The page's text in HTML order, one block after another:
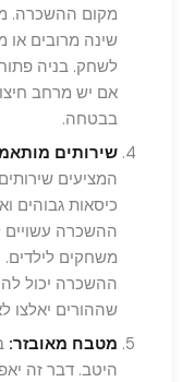
מקום ההשכרה.
שינה מרובים או
לשחק. בניה
אם יש מרחב
בבטחה.
שירותים
המציעים שירותים
כיסאות גבוהים
ההשכרה עשויים
משחקים
ההשכרה יכול
שההורים יאלצו
מטבח מאובזר:
היטב. דבר זה